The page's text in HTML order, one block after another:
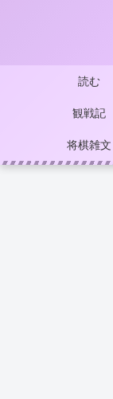
読む
観戦記
将棋雑文